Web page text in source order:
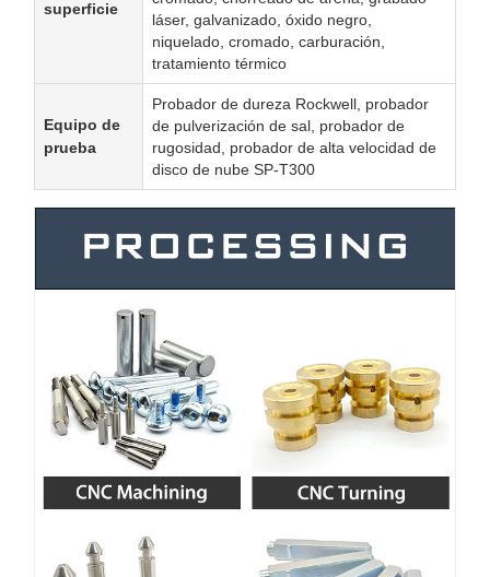
superficie
láser, galvanizado, óxido negro,
niquelado, cromado, carburación,
tratamiento térmico
Equipo de
prueba
Probador de dureza Rockwell, probador
de pulverización de sal, probador de
rugosidad, probador de alta velocidad de
disco de nube SP-T300